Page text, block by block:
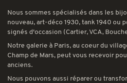
Nous sommes spécialisés dans les
nouveau, art-déco 1930, tank 1940 ou
signés d'occasion (Cartier, VCA,
Notre galerie à Paris, au coeur du
Champ de Mars, peut vous recevoir
anciens.
Nous pouvons aussi réparer ou